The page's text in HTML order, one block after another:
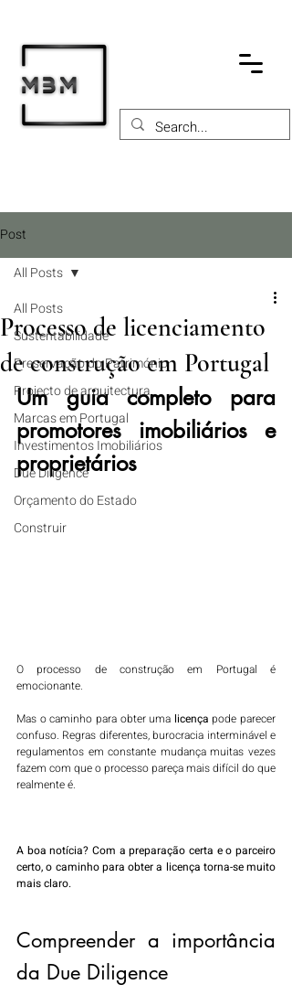
Post
All Posts
Sustentabilidade
Preservação do Património
Projecto de arquitectura
Marcas em Portugal
Investimentos Imobiliários
Due Diligence
Orçamento do Estado
Construir
All Posts
Processo de licenciamento
de construção em Portugal
Um guia completo para
promotores imobiliários e
proprietários
O processo de construção em Portugal é
emocionante.
Mas o caminho para obter uma licença pode parecer
confuso. Regras diferentes, burocracia interminável e
regulamentos em constante mudança muitas vezes
fazem com que o processo pareça mais difícil do que
realmente é.
A boa notícia? Com a preparação certa e o parceiro
certo, o caminho para obter a licença torna-se muito
mais claro.
Compreender a importância
da Due Diligence